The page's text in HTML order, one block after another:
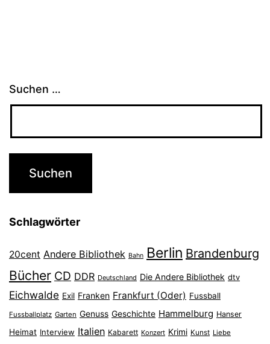
Suchen …
Schlagwörter
20cent Andere Bibliothek Bahn Berlin Brandenburg
Bücher CD DDR Deutschland Die Andere Bibliothek dtv
Eichwalde Exil Franken Frankfurt (Oder) Fussball
Fussballplatz Garten Genuss Geschichte Hammelburg Hanser
Heimat Interview Italien Kabarett Konzert Krimi Kunst Liebe